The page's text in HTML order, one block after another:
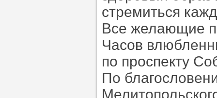
стремиться
Все желающие
Часов
по проспекту
По